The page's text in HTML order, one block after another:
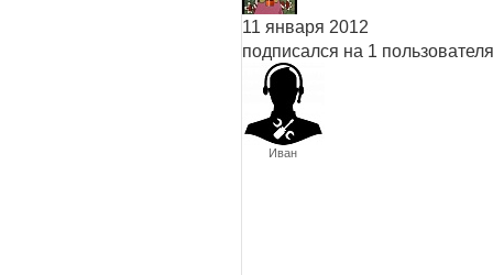
11 января 2012
подписался на 1 пользователя
Иван